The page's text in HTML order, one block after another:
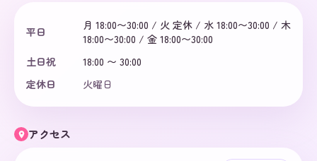
平日
月 18:00〜30:00 / 火 定休 / 水 18:00〜30:00 / 木
18:00〜30:00 / 金 18:00〜30:00
土日祝
18:00 〜 30:00
定休日
火曜日
アクセス